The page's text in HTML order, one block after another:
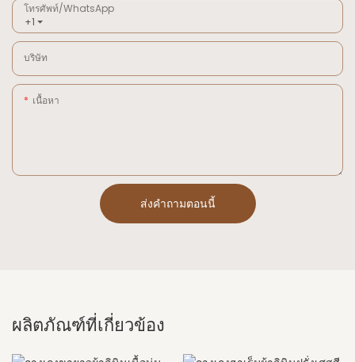
+1
โทรศัพท์/WhatsApp
บริษัท
เนื้อหา
ส่งคำถามตอนนี้
ผลิตภัณฑ์ที่เกี่ยวข้อง